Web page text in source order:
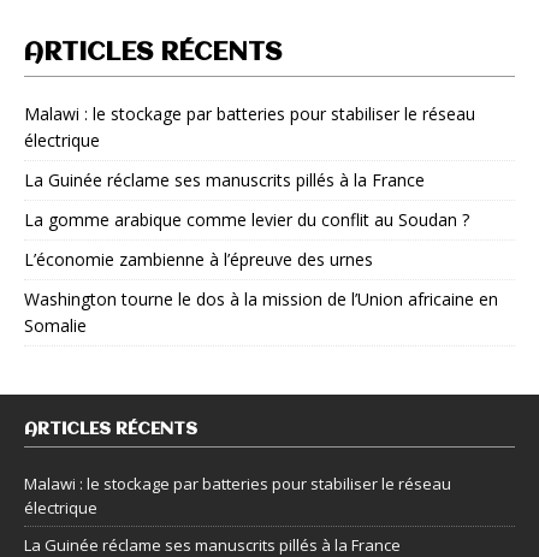
ARTICLES RÉCENTS
Malawi : le stockage par batteries pour stabiliser le réseau
électrique
La Guinée réclame ses manuscrits pillés à la France
La gomme arabique comme levier du conflit au Soudan ?
L’économie zambienne à l’épreuve des urnes
Washington tourne le dos à la mission de l’Union africaine en
Somalie
ARTICLES RÉCENTS
Malawi : le stockage par batteries pour stabiliser le réseau
électrique
La Guinée réclame ses manuscrits pillés à la France